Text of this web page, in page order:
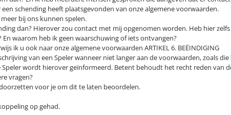
een schending heeft plaatsgevonden van onze algemene voorwaarden.
meer bij ons kunnen spelen.
dan? Hierover zou contact met mij opgenomen worden. Heb hier zelfs
En waarom heb ik geen waarschuwing of iets ontvangen?
ik u ook naar onze algemene voorwaarden ARTIKEL 6. BEËINDIGING
van een Speler wanneer niet langer aan de voorwaarden, zoals
wordt hierover geïnformeerd. Betent behoudt het recht reden van
vragen?
doorzetten voor je om dit te laten beoordelen.
op gehad.